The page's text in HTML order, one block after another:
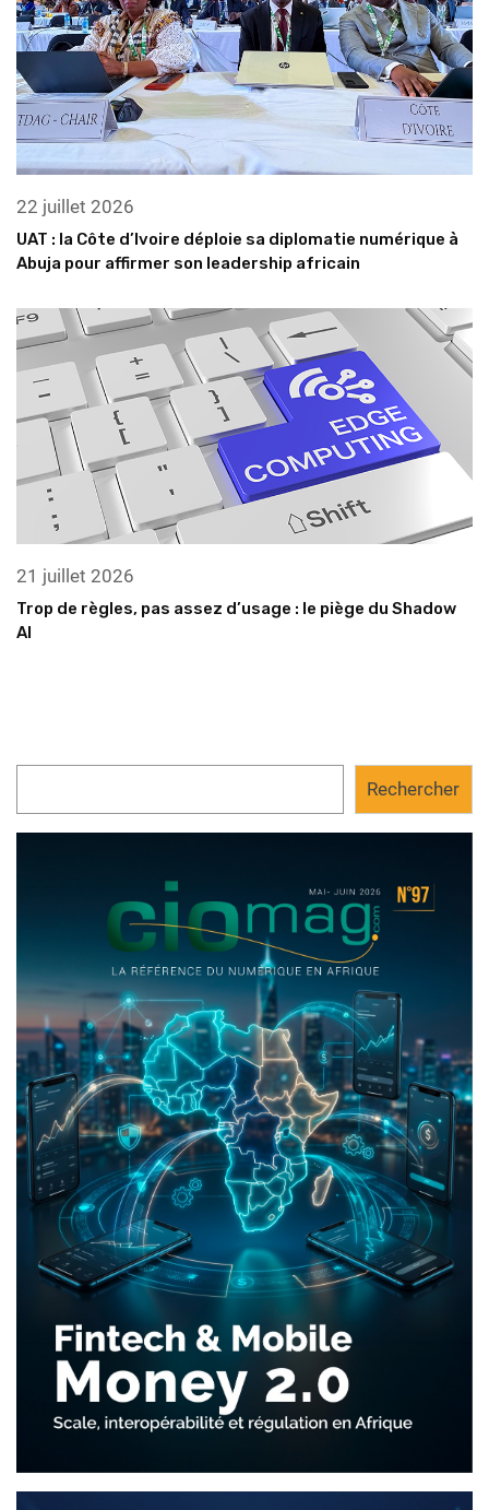
22 juillet 2026
UAT : la Côte d’Ivoire déploie sa diplomatie numérique à
Abuja pour affirmer son leadership africain
21 juillet 2026
Trop de règles, pas assez d’usage : le piège du Shadow
AI
Rechercher